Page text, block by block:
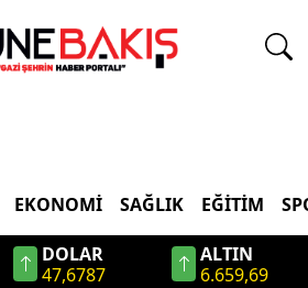
EKONOMI SAĞLIK EĞITIM
DOLAR
47,6787
ALTIN
6.659,69